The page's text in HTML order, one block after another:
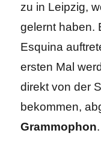
zu in Leipzig,
gelernt haben.
Esquina
ersten Mal
direkt von der
bekommen,
Grammophon.